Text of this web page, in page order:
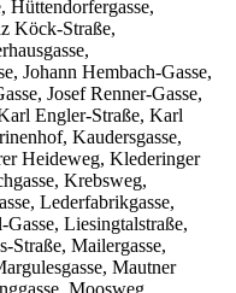
Hüttendorfergasse,
Köck-Straße,
Johann Hembach-Gasse,
Josef Renner-Gasse,
Engler-Straße, Karl
Kaudersgasse,
Heideweg, Klederinger
Krebsweg,
Lederfabrikgasse,
Liesingtalstraße,
Straße, Mailergasse,
Mautner
Moosweg,